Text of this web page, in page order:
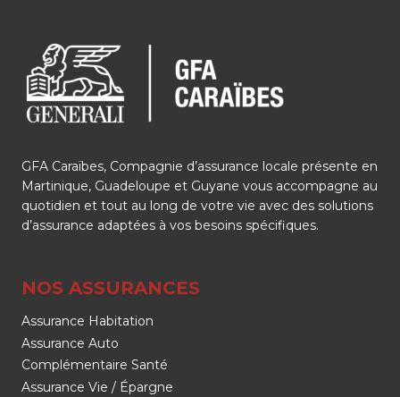
GFA Caraïbes, Compagnie d’assurance locale présente en
Martinique, Guadeloupe et Guyane vous accompagne au
quotidien et tout au long de votre vie avec des solutions
d’assurance adaptées à vos besoins spécifiques.
NOS ASSURANCES
Assurance Habitation
Assurance Auto
Complémentaire Santé
Assurance Vie / Épargne